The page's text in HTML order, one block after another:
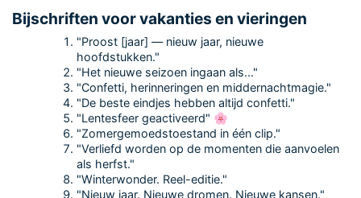
Bijschriften voor vakanties en vieringen
"Proost [jaar] — nieuw jaar, nieuwe
hoofdstukken."
"Het nieuwe seizoen ingaan als..."
"Confetti, herinneringen en middernachtmagie."
"De beste eindjes hebben altijd confetti."
"Lentesfeer geactiveerd" 🌸
"Zomergemoedstoestand in één clip."
"Verliefd worden op de momenten die aanvoelen
als herfst."
"Winterwonder. Reel-editie."
"Nieuw jaar. Nieuwe dromen. Nieuwe kansen."